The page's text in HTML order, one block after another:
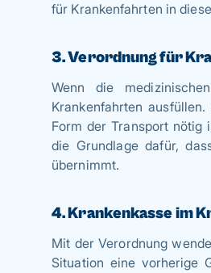
für Krankenfahrten in
3. Verordnung für
Wenn die
Krankenfahrten
Form der Transport nötig
die Grundlage dafür,
übernimmt.
4. Krankenkasse im
Mit der Verordnung
Situation eine vorherige